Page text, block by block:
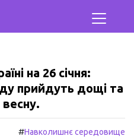
на 26 січня:
прийдуть дощі та
#Навколишнє середовище